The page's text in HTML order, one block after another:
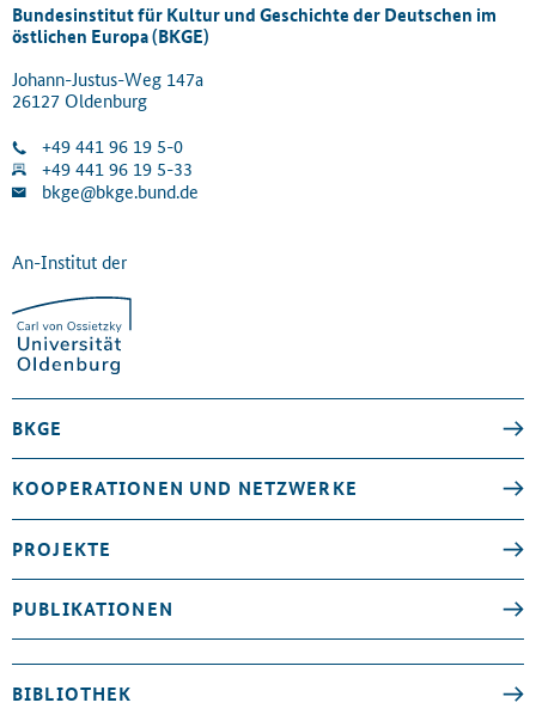
Bundesinstitut für Kultur und Geschichte der Deutschen im
östlichen Europa (BKGE)
Johann-Justus-Weg 147a
26127 Oldenburg
+49 441 96 19 5-0
+49 441 96 19 5-33
bkge@bkge.bund.de
An-Institut der
BKGE
KOOPERATIONEN UND NETZWERKE
PROJEKTE
PUBLIKATIONEN
BIBLIOTHEK